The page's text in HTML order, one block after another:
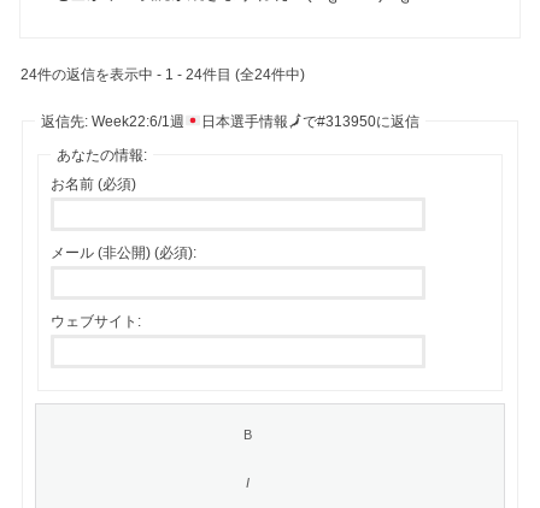
24件の返信を表示中 - 1 - 24件目 (全24件中)
返信先: Week22:6/1週 日本選手情報🗾で#313950に返信
あなたの情報:
お名前 (必須)
メール (非公開) (必須):
ウェブサイト: